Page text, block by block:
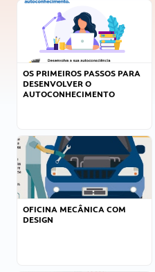
OS PRIMEIROS PASSOS PARA
DESENVOLVER O
AUTOCONHECIMENTO
OFICINA MECÂNICA COM
DESIGN